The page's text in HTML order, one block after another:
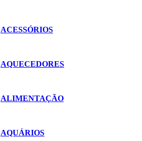
ACESSÓRIOS
AQUECEDORES
ALIMENTAÇÃO
AQUÁRIOS